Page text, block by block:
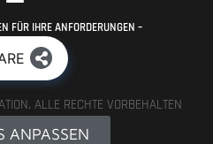
FÜR IHRE ANFORDERUNGEN –
ALLE RECHTE VORBEHALTEN
ANPASSEN